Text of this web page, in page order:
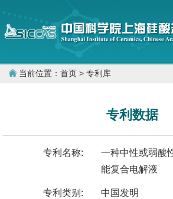
当前位置： 首页 > 专利库
专利数据
专利名称:
一种中性或弱酸
能复合电解液
专利类别: 中国发明